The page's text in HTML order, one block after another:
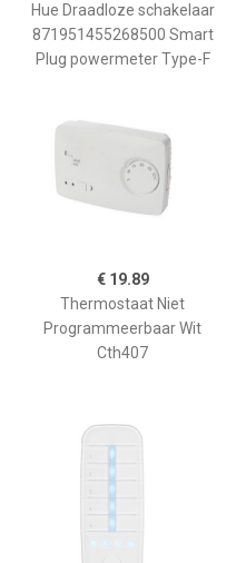
Hue Draadloze schakelaar
871951455268500 Smart
Plug powermeter Type-F
€ 19.89
Thermostaat Niet
Programmeerbaar Wit
Cth407